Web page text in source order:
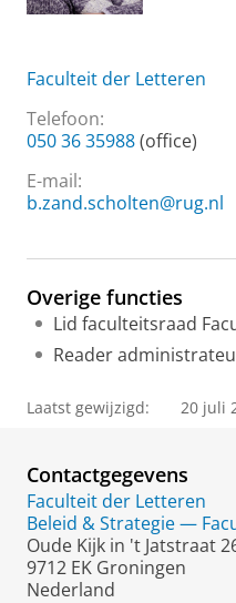
Faculteit der Letteren
Telefoon:
050 36 35988(office)
E-mail:
b.zand.scholten@rug.nl
Overige functies
Lid faculteitsraad
Reader
Laatst gewijzigd: 20 juli
Contactgegevens
Faculteit der Letteren
Beleid & Strategie —
Oude Kijk in 't Jatstraat
9712 EK Groningen
Nederland